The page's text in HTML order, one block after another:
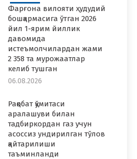
Фарғона вилояти ҳудудий
бошқармасига ўтган 2026
йил 1-ярим йиллик
давомида
истеъмолчилардан жами
2 358 та мурожаатлар
келиб тушган
06.08.2026
Рақобат қўмитаси
аралашуви билан
тадбиркордан газ учун
асоссиз ундирилган тўлов
қайтарилиши
таъминланди